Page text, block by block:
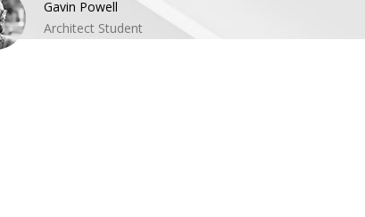
Gavin Powell
Architect Student